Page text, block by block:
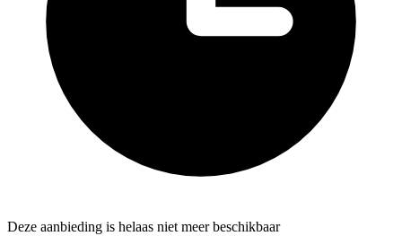
Deze aanbieding is helaas niet meer beschikbaar